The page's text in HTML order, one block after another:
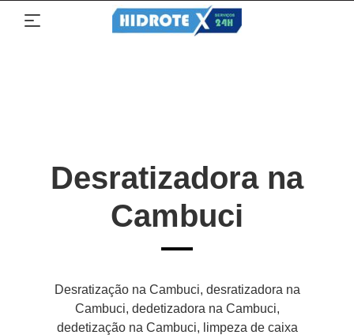
Desratizadora na
Cambuci
Desratização na Cambuci, desratizadora na
Cambuci, dedetizadora na Cambuci,
dedetização na Cambuci, limpeza de caixa